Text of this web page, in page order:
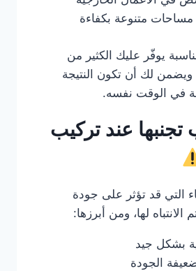
مساحات متنوعة بكفاءة
يوفّر عليك الكثير من
ويضمن لك أن تكون النتيجة
في الوقت نفسه.
عند تركيب
التي قد تؤثر على جودة
الانتباه لها، ومن أبرزها:
بشكل جيد
الجودة